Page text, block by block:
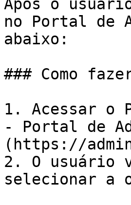
Após o
no Portal de
abaixo:
### Como
1. Acessar o
- Portal de
(https://
2. O usuário
selecionar a